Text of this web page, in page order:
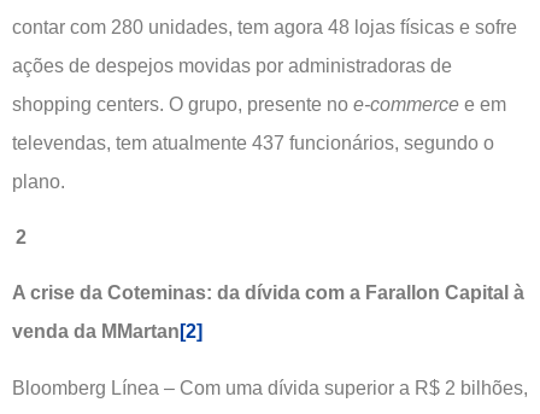
contar com 280 unidades, tem agora 48 lojas físicas e sofre
ações de despejos movidas por administradoras de
shopping centers. O grupo, presente no e-commerce e em
televendas, tem atualmente 437 funcionários, segundo o
plano.
2
A crise da Coteminas: da dívida com a Farallon Capital à
venda da MMartan [2]
Bloomberg Línea – Com uma dívida superior a R$ 2 bilhões,